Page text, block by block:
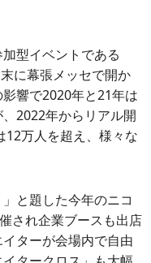
型イベントである
に幕張メッセで開か
響で2020年と21年は
2022年からリアル開
万人を超え、様々な
」と題した今年のニコ
され企業ブースも出店
ターが会場内で自由